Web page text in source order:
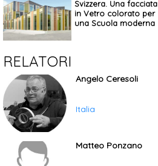
Svizzera. Una facciata
in Vetro colorato per
una Scuola moderna
RELATORI
Angelo Ceresoli
Italia
Matteo Ponzano